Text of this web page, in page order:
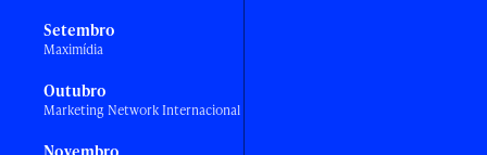
Setembro
Maximídia
Outubro
Marketing Network Internacional